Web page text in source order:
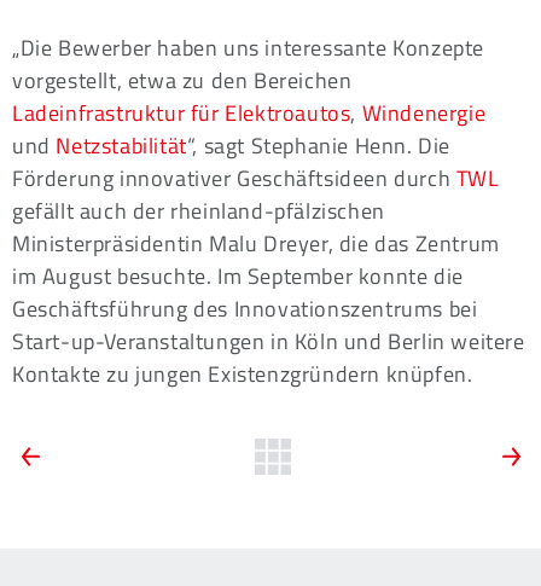
„Die Bewerber haben uns interessante Konzepte
vorgestellt, etwa zu den Bereichen
Ladeinfrastruktur für Elektroautos, Windenergie
und Netzstabilität“, sagt Stephanie Henn. Die
Förderung innovativer Geschäftsideen durch TWL
gefällt auch der rheinland-pfälzischen
Ministerpräsidentin Malu Dreyer, die das Zentrum
im August besuchte. Im September konnte die
Geschäftsführung des Innovationszentrums bei
Start-up-Veranstaltungen in Köln und Berlin weitere
Kontakte zu jungen Existenzgründern knüpfen.
ARTIKEL-
Zurück
zur